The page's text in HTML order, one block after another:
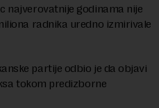
najverovatnije godinama nije
radnika uredno izmirivale
partije odbio je da objavi
tokom predizborne